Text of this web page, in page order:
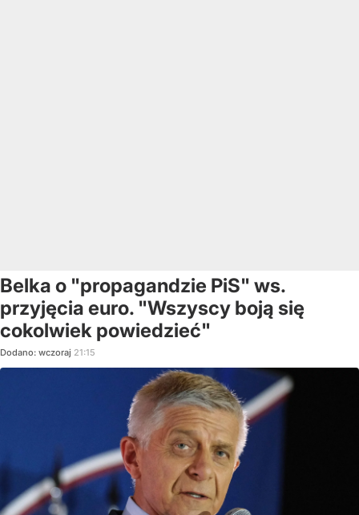
Belka o "propagandzie PiS" ws.
przyjęcia euro. "Wszyscy boją się
cokolwiek powiedzieć"
Dodano: wczoraj 21:15